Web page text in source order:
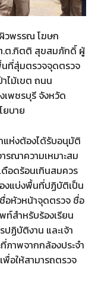
วพรรณ โฆษก
.ต.กิตติ สุขสมภักดิ์ ผู้
นที่สุ่มตรวจจุดตรวจ
ไม้เขต ถนน
เพชรบุรี จังหวัด
ยบาย
แห่งต้องได้รับอนุมัติ
รณาความเหมาะสม
ดือดร้อนเกินสมควร
งแบ่งพื้นที่ปฏิบัติเป็น
อหัวหน้าจุดตรวจ ชื่อ
สำหรับร้องเรียน
ปฏิบัติงาน และเจ้า
าพจากกล้องประจำ
อให้สามารถตรวจ